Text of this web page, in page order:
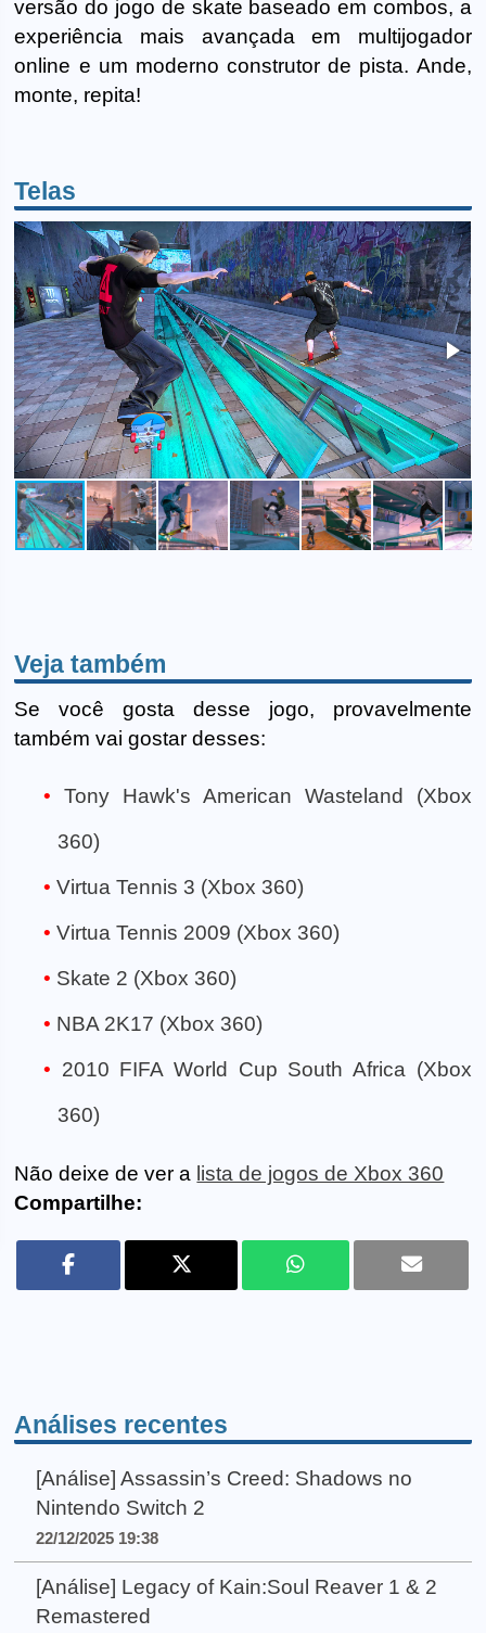
versão do jogo de skate baseado em combos, a
experiência mais avançada em multijogador
online e um moderno construtor de pista. Ande,
monte, repita!
Telas
Veja também
Se você gosta desse jogo, provavelmente
também vai gostar desses:
Tony Hawk's American Wasteland (Xbox
360)
Virtua Tennis 3 (Xbox 360)
Virtua Tennis 2009 (Xbox 360)
Skate 2 (Xbox 360)
NBA 2K17 (Xbox 360)
2010 FIFA World Cup South Africa (Xbox
360)
Não deixe de ver a lista de jogos de Xbox 360
Compartilhe:
Análises recentes
[Análise] Assassin’s Creed: Shadows no
Nintendo Switch 2
22/12/2025 19:38
[Análise] Legacy of Kain:Soul Reaver 1 & 2
Remastered